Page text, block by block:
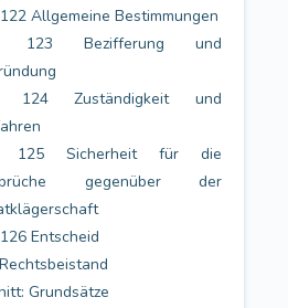
Allgemeine Bestimmungen
123 Bezifferung und
124 Zuständigkeit und
125 Sicherheit für die
gegenüber der
Entscheid
Grundsätze